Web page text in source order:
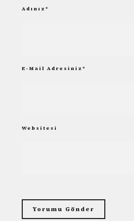
Adınız *
E-Mail Adresiniz *
Websitesi